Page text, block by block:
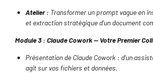
Atelier : Transformer un prompt vague en
et extraction stratégique d’un document
Module 3 : Claude Cowork — Votre Premier
Présentation de Claude Cowork : d’un
agit sur vos fichiers et données.